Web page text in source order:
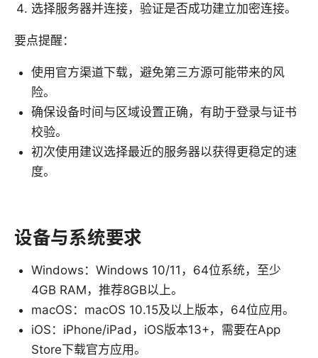
选择服务器并连接，验证是否成功建立加密连接。
要点提醒：
使用官方渠道下载，避免第三方源可能带来的风
险。
确保设备时间与区域设置正确，有助于登录与证书
校验。
初次使用建议选择最近的服务器以获得更稳定的速
度。
设备与系统要求
Windows：Windows 10/11，64位系统，至少
4GB RAM，推荐8GB以上。
macOS：macOS 10.15及以上版本，64位应用。
iOS：iPhone/iPad，iOS版本13+，需要在App
Store下载官方应用。